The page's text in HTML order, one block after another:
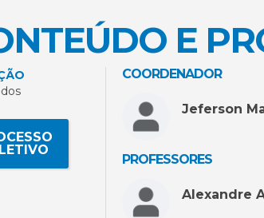
E
COORDENADOR
Jeferson
PROFESSORES
Alexandre